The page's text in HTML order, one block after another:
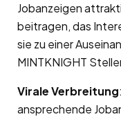
Jobanzeigen
beitragen, das
sie zu einer
MINTKNIGHT
Virale Verbreitung
ansprechende